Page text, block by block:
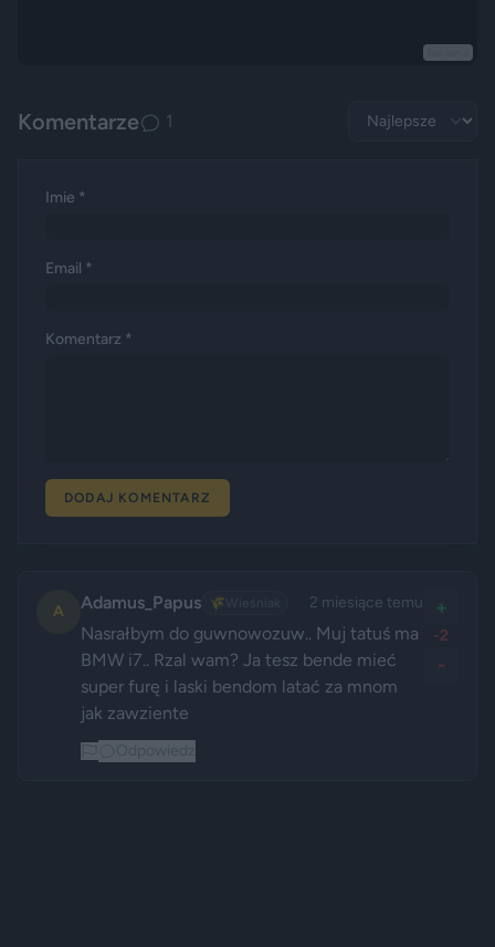
Komentarze 1
Imie *
Email *
Komentarz *
DODAJ KOMENTARZ
A Adamus_Papus 🌾 2 miesiące temu
Nasrałbym do guwnowozuw.. Muj tatuś ma
BMW i7.. Rzal wam? Ja tesz bende mieć
super furę i laski bendom latać za mnom
jak zawziente
+
-2
-